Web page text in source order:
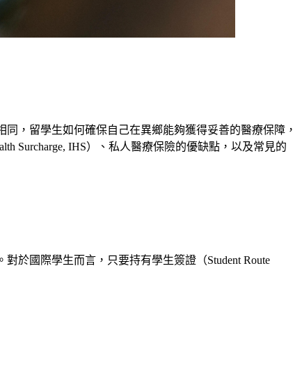
，留學生如何確保自己在異鄉能夠獲得妥善的醫療保障，
Surcharge, IHS）、私人醫療保險的優缺點，以及常見的
於國際學生而言，只要持有學生簽證（Student Route